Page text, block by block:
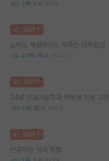
2 2 3274
김GPT
능력도 해결의지도 부족한 대학원생
40 16 15403
김GPT
4 10 3904
김GPT
인공지능 석사 취업